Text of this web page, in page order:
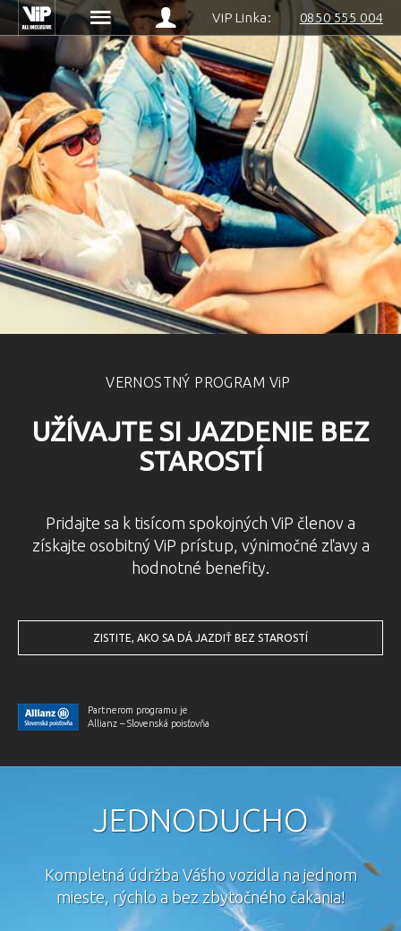
ViP Linka: 0850 555 004
VERNOSTNÝ PROGRAM ViP
UŽÍVAJTE SI JAZDENIE BEZ
STAROSTÍ
Pridajte sa k tisícom spokojných ViP členov a
získajte osobitný ViP prístup, výnimočné zľavy a
hodnotné benefity.
ZISTITE, AKO SA DÁ JAZDIŤ BEZ STAROSTÍ
Partnerom programu je
Allianz – Slovenská poisťovňa
JEDNODUCHO
Kompletná údržba Vášho vozidla na jednom
mieste, rýchlo a bez zbytočného čakania!